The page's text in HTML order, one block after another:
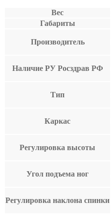
Вес
Габариты
Производитель
Наличие РУ Росздрав РФ
Тип
Каркас
Регулировка высоты
Угол подъема ног
Регулировка наклона спинки